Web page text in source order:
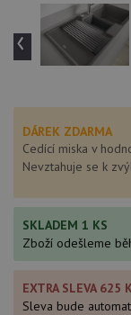
‹
DÁREK ZDARMA
Cedící miska v
Nevztahuje se k
SKLADEM 1 KS
Zboží odešleme
EXTRA SLEVA 625
Sleva bude